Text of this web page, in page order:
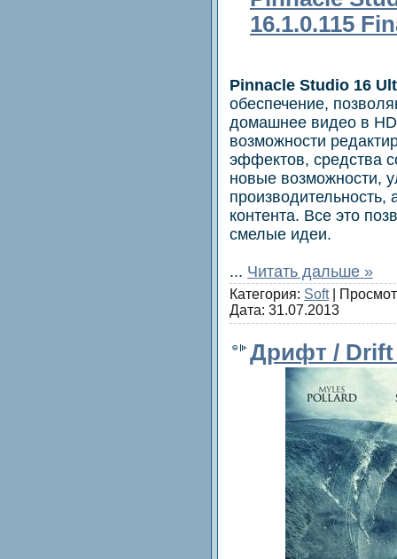
16.1.0.115
Pinnacle Studio 16
обеспечение,
домашнее видео в
возможности
эффектов, средства
новые возможности,
производительность,
контента. Все это
смелые идеи.
... Читать дальше »
Категория: Soft|
Дата: 31.07.2013
Дрифт / Drift